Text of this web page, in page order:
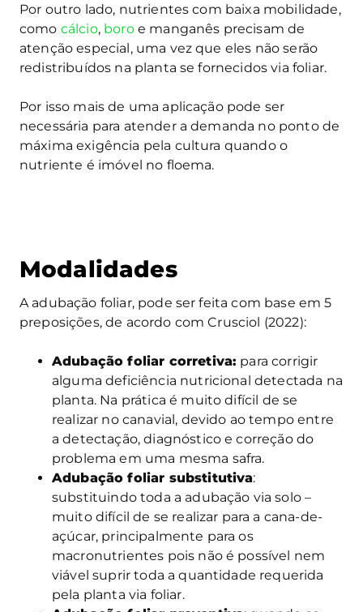
Por outro lado, nutrientes com baixa mobilidade,
como cálcio, boro e manganês precisam de
atenção especial, uma vez que eles não serão
redistribuídos na planta se fornecidos via foliar.
Por isso mais de uma aplicação pode ser
necessária para atender a demanda no ponto de
máxima exigência pela cultura quando o
nutriente é imóvel no floema.
Modalidades
A adubação foliar, pode ser feita com base em 5
preposições, de acordo com Crusciol (2022):
Adubação foliar corretiva: para corrigir
alguma deficiência nutricional detectada na
planta. Na prática é muito difícil de se
realizar no canavial, devido ao tempo entre
a detectação, diagnóstico e correção do
problema em uma mesma safra.
Adubação foliar substitutiva:
substituindo toda a adubação via solo –
muito difícil de se realizar para a cana-de-
açúcar, principalmente para os
macronutrientes pois não é possível nem
viável suprir toda a quantidade requerida
pela planta via foliar.